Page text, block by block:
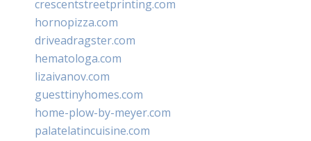
crescentstreetprinting.com
hornopizza.com
driveadragster.com
hematologa.com
lizaivanov.com
guesttinyhomes.com
home-plow-by-meyer.com
palatelatincuisine.com